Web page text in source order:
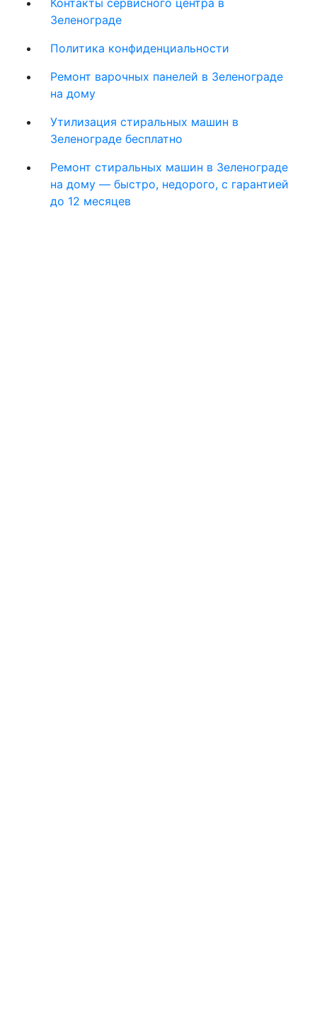
Зеленограде
Политика конфиденциальности
Ремонт варочных панелей в Зеленограде
на дому
Утилизация стиральных машин в
Зеленограде бесплатно
Ремонт стиральных машин в Зеленограде
на дому — быстро, недорого, с гарантией
до 12 месяцев